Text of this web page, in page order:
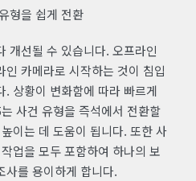
형을 쉽게 전환
개선될 수 있습니다. 오프라인
카메라로 시작하는 것이 침입
. 상황이 변화함에 따라 빠르게
사건 유형을 즉석에서 전환할
이는 데 도움이 됩니다. 또한 사
업을 모두 포함하여 하나의 보
사를 용이하게 합니다.